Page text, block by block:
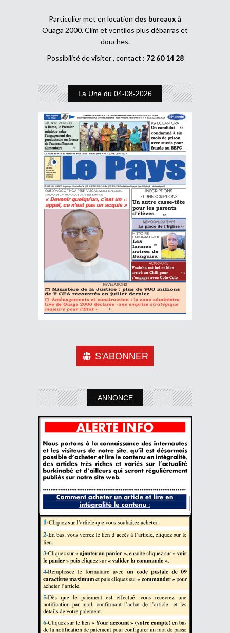
Particulier met en location des bureaux à
Ouaga 2000. Clim et ventilos plus débarras et
douches.
Possibilité de visiter , contact : 72 60 14 28
La Une du 04-08-2026
S'ABONNER
ANNONCE